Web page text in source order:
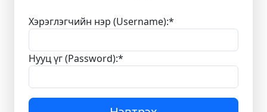
Хэрэглэгчийн нэр (Username):*
Нууц үг (Password):*